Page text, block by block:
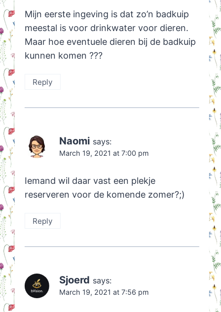
Mijn eerste ingeving is dat zo’n badkuip
meestal is voor drinkwater voor dieren.
Maar hoe eventuele dieren bij de badkuip
kunnen komen ???
Reply
Naomi says:
March 19, 2021 at 7:00 pm
Iemand wil daar vast een plekje
reserveren voor de komende zomer?;)
Reply
Sjoerd says:
March 19, 2021 at 7:56 pm